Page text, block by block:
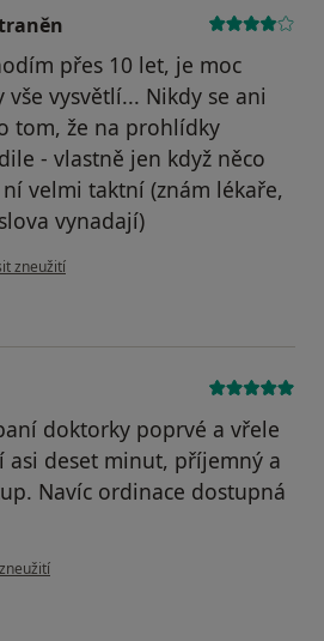
přes 10 let, je moc
vysvětlí... Nikdy se ani
tom, že na prohlídky
- vlastně jen když něco
velmi taktní (znám lékaře,
vynadají)
uživatele Váš účet byl odstraněn
zneužití
doktorky poprvé a vřele
asi deset minut, příjemný a
Navíc ordinace dostupná
uživatele Pacient